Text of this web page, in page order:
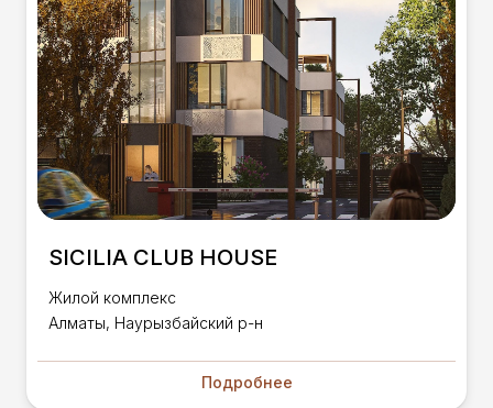
SICILIA CLUB HOUSE
Жилой комплекс
Алматы, Наурызбайский р-н
Подробнее